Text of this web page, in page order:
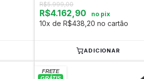
R$5.999,00
R$4.162,90 no pix
10x de R$438,20 no cartão
ADICIONAR